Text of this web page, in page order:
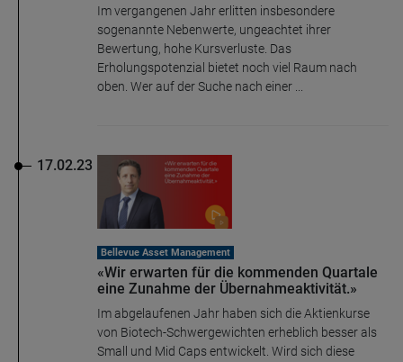
Im vergangenen Jahr erlitten insbesondere
sogenannte Nebenwerte, ungeachtet ihrer
Bewertung, hohe Kursverluste. Das
Erholungspotenzial bietet noch viel Raum nach
oben. Wer auf der Suche nach einer ...
17.02.23
Bellevue Asset Management
«Wir erwarten für die kommenden Quartale
eine Zunahme der Übernahmeaktivität.»
Im abgelaufenen Jahr haben sich die Aktienkurse
von Biotech-Schwergewichten erheblich besser als
Small und Mid Caps entwickelt. Wird sich diese